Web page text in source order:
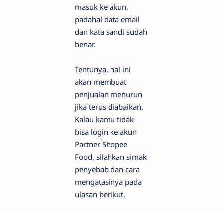
masuk ke akun,
padahal data email
dan kata sandi sudah
benar.
Tentunya, hal ini
akan membuat
penjualan menurun
jika terus diabaikan.
Kalau kamu tidak
bisa login ke akun
Partner Shopee
Food, silahkan simak
penyebab dan cara
mengatasinya pada
ulasan berikut.